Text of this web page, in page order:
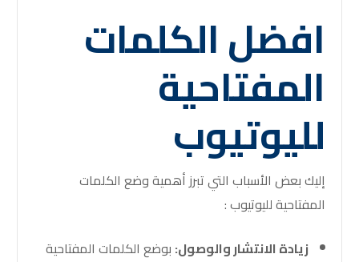
افضل الكلمات
المفتاحية
لليوتيوب
إليك بعض الأسباب التي تبرز أهمية وضع الكلمات
المفتاحية لليوتيوب :
زيادة الانتشار والوصول: بوضع الكلمات المفتاحية